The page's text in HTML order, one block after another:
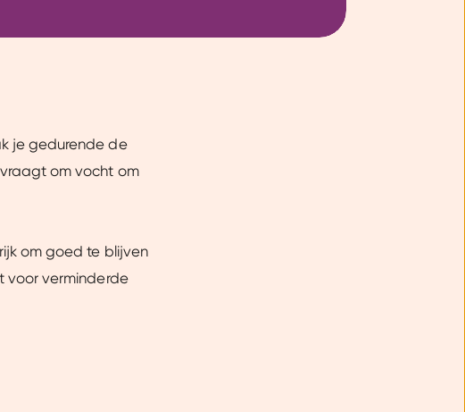
je gedurende de
om vocht om
om goed te blijven
voor verminderde